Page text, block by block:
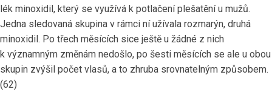
lék minoxidil, který se využívá k potlačení plešatění u mužů.
Jedna sledovaná skupina v rámci ní užívala rozmarýn, druhá
minoxidil. Po třech měsících sice ještě u žádné z nich
k významným změnám nedošlo, po šesti měsících se ale u obou
skupin zvýšil počet vlasů, a to zhruba srovnatelným způsobem.
(62)